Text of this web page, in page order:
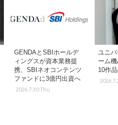
GENDAとSBIホールデ
ィングスが資本業務提
携、SBIネオコンテンツ
ファンドに3億円出資へ
2026.7.30 Thu
ユニ
ーム
10作